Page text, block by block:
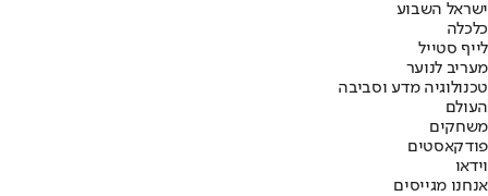
ישראל השבוע
כלכלה
לייף סטייל
מעריב לנוער
טכנולוגיה מדע וסביבה
העולם
משחקים
פודקאסטים
וידאו
אנחנו מגייסים